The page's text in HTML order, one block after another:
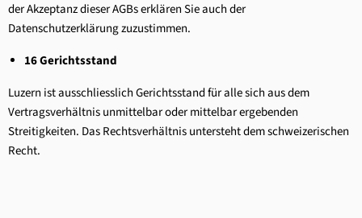
der Akzeptanz dieser AGBs erklären Sie auch der
Datenschutzerklärung zuzustimmen.
16 Gerichtsstand
Luzern ist ausschliesslich Gerichtsstand für alle sich aus dem
Vertragsverhältnis unmittelbar oder mittelbar ergebenden
Streitigkeiten. Das Rechtsverhältnis untersteht dem schweizerischen
Recht.